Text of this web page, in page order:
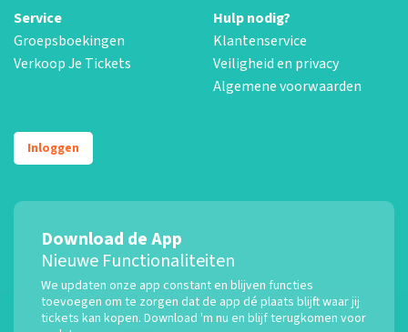
Service
Groepsboekingen
Verkoop Je Tickets
Hulp nodig?
Klantenservice
Veiligheid en privacy
Algemene voorwaarden
Inloggen
Download de App
Nieuwe Functionaliteiten
We updaten onze app constant en blijven functies
toevoegen om te zorgen dat de app dé plaats blijft waar jij
tickets kan kopen. Download 'm nu en blijf terugkomen voor